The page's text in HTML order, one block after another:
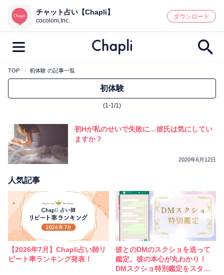
鑑定記事・占い師検索
最新記事一覧
カテゴリー別
鑑定
彼の気持ち
今週の運勢 彼氏 片思い
相性 復縁
チャット占い【Chapli】
cocoloni,Inc.
ダウンロード
TOP 初体験 の記事一覧
初体験
(1-1/1)
初Hが私のせいで失敗に…彼氏は気にしてい
ますか？
2020年6月12日
人気記事
【2026年7月】Chapli占い師リ
ピート率ランキング発表！
彼とのDMのスクショを送って
鑑定。彼の本心が丸わかり！
DMスクショ特別鑑定をスター